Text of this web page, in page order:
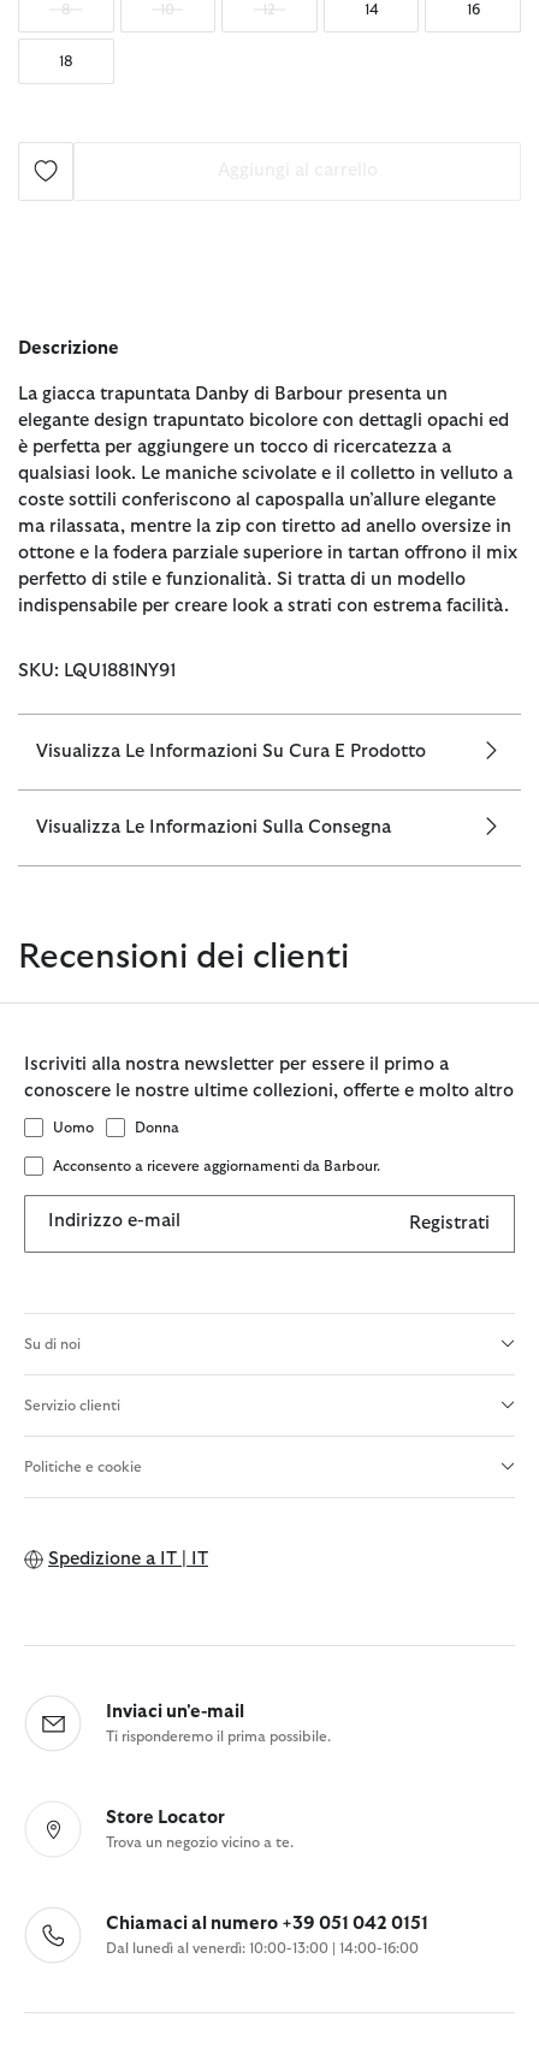
8 10 12 14 16
18
Descrizione
La giacca trapuntata Danby di Barbour presenta un
elegante design trapuntato bicolore con dettagli opachi ed
è perfetta per aggiungere un tocco di ricercatezza a
qualsiasi look. Le maniche scivolate e il colletto in velluto a
coste sottili conferiscono al capospalla un’allure elegante
ma rilassata, mentre la zip con tiretto ad anello oversize in
ottone e la fodera parziale superiore in tartan offrono il mix
perfetto di stile e funzionalità. Si tratta di un modello
indispensabile per creare look a strati con estrema facilità.
SKU: LQU1881NY91
Visualizza Le Informazioni Su Cura E Prodotto
Visualizza Le Informazioni Sulla Consegna
Recensioni dei clienti
Iscriviti alla nostra newsletter per essere il primo a
conoscere le nostre ultime collezioni, offerte e molto altro
Uomo Donna
Acconsento a ricevere aggiornamenti da Barbour.
Indirizzo e-mail Registrati
Su di noi
Servizio clienti
Politiche e cookie
Spedizione a IT | IT
Inviaci un'e-mail
Ti risponderemo il prima possibile.
Store Locator
Trova un negozio vicino a te.
Chiamaci al numero +39 051 042 0151
Dal lunedì al venerdì: 10:00-13:00 | 14:00-16:00